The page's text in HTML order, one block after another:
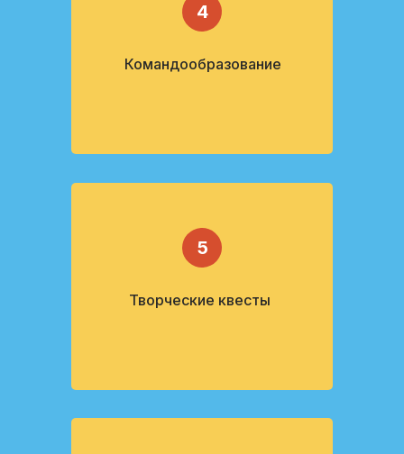
Командообразование
4
Творческие квесты
5